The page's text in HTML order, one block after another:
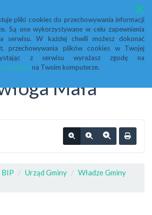
pliki cookies do przechowywania informacji
Są one wykorzystywane w celu zapewnienia
serwisu. W każdej chwili możesz dokonać
przechowywania plików cookies w Twojej
z serwisu wyrażasz zgodę na
cookiesna Twoim komputerze.
Menu
Informacji
Urząd Gminy
Mała
Urząd Gminy
Władze Gminy